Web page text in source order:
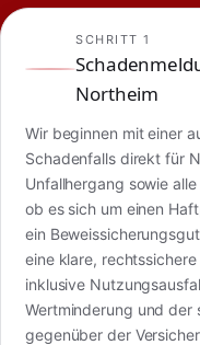
SCHRITT 1
Northeim
Wir beginnen mit einer
Schadenfalls direkt für
Unfallhergang sowie
ob es sich um einen
ein
eine klare,
inklusive
Wertminderung und der
gegenüber der